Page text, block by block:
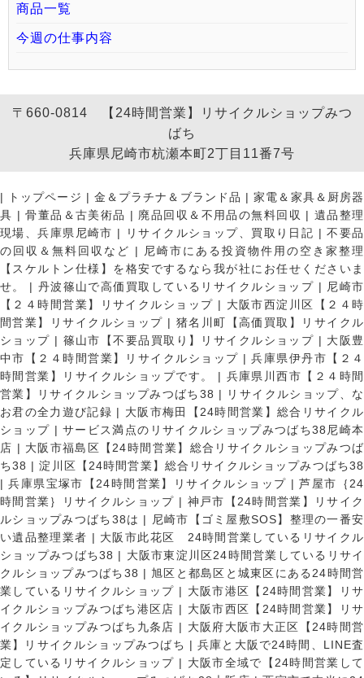
商品一覧
今週の仕事内容
〒660-0814 【24時間営業】リサイクルショップみつ
ばち
兵庫県尼崎市杭瀬本町2丁目11番7号
| トップページ | 金＆プラチナ＆ブランド品 |家電＆家具＆厨房器
具 |骨董品＆古美術品 | 廃品回収＆不用品の無料回収 | 遺品整理
現場、兵庫県尼崎市 | リサイクルショップ、買取り日記 |不要品
の回収＆無料回収など | 尼崎市にある投資物件用の空き家整理
【スケルトン仕様】を格安でするなら我が社にお任せくださいま
せ。
| 丹波篠山で高価買取しているリサイクルショップ | 尼崎市
【２４時間営業】リサイクルショップ | 大阪市西淀川区【２４時
間営業】リサイクルショップ | 猪名川町【高価買取】リサイクル
ショップ | 篠山市【不要品買取り】リサイクルショップ | 大阪豊
中市【２４時間営業】リサイクルショップ |兵庫県伊丹市【２４
時間営業】リサイクルショップです。
| 兵庫県川西市【２４時間
営業】リサイクルショップみつばち38 |
リサイクルショップ、な
お君の全力遊び記録 | 大阪市梅田【24時間営業】総合リサイクル
ショップ |サービス満点のリサイクルショップみつばち38尼崎本
店 | 大阪市福島区【24時間営業】総合リサイクルショップみつば
ち38 |淀川区【24時間営業】総合リサイクルショップみつばち38
|兵庫県宝塚市【24時間営業】リサイクルショップ |芦屋市｛24
時間営業｝リサイクルショップ | 神戸市【24時間営業】リサイク
ルショップみつばち38は | 尼崎市【ゴミ屋敷SOS】整理の一番安
い遺品整理業者 | 大阪市此花区 24時間営業しているリサイクル
ショップみつばち38 | 大阪市東淀川区24時間営業しているリサイ
クルショップみつばち38 | 旭区と都島区と城東区にある24時間営
業しているリサイクルショップ | 大阪市港区【24時間営業】リサ
イクルショップみつばち港区店 | 大阪市西区【24時間営業】リサ
イクルショップみつばち九条店 | 大阪府大阪市大正区【24時間営
業】リサイクルショップみつばち |兵庫と大阪で24時間、LINE査
定しているリサイクルショップ | 大阪市全域で【24時間営業して